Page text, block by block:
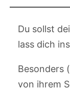
Du sollst
lass dich
Besonders
von ihrem